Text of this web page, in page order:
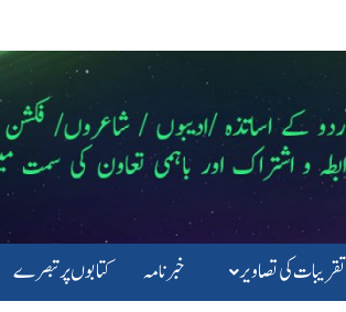
تقریبات کی تصاویر خبرنامہ کتابوں پرتبصرے